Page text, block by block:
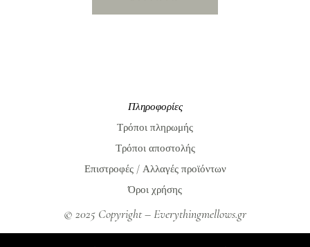
Πληροφορίες
Τρόποι πληρωμής
Τρόποι αποστολής
Επιστροφές / Αλλαγές προϊόντων
Όροι χρήσης
© 2025 Copyright – Everythingmellows.gr